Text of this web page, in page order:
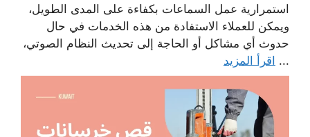
استمرارية عمل السماعات بكفاءة على المدى الطويل،
ويمكن للعملاء الاستفادة من هذه الخدمات في حال
حدوث أي مشاكل أو الحاجة إلى تحديث النظام الصوتي،
... اقرأ المزيد